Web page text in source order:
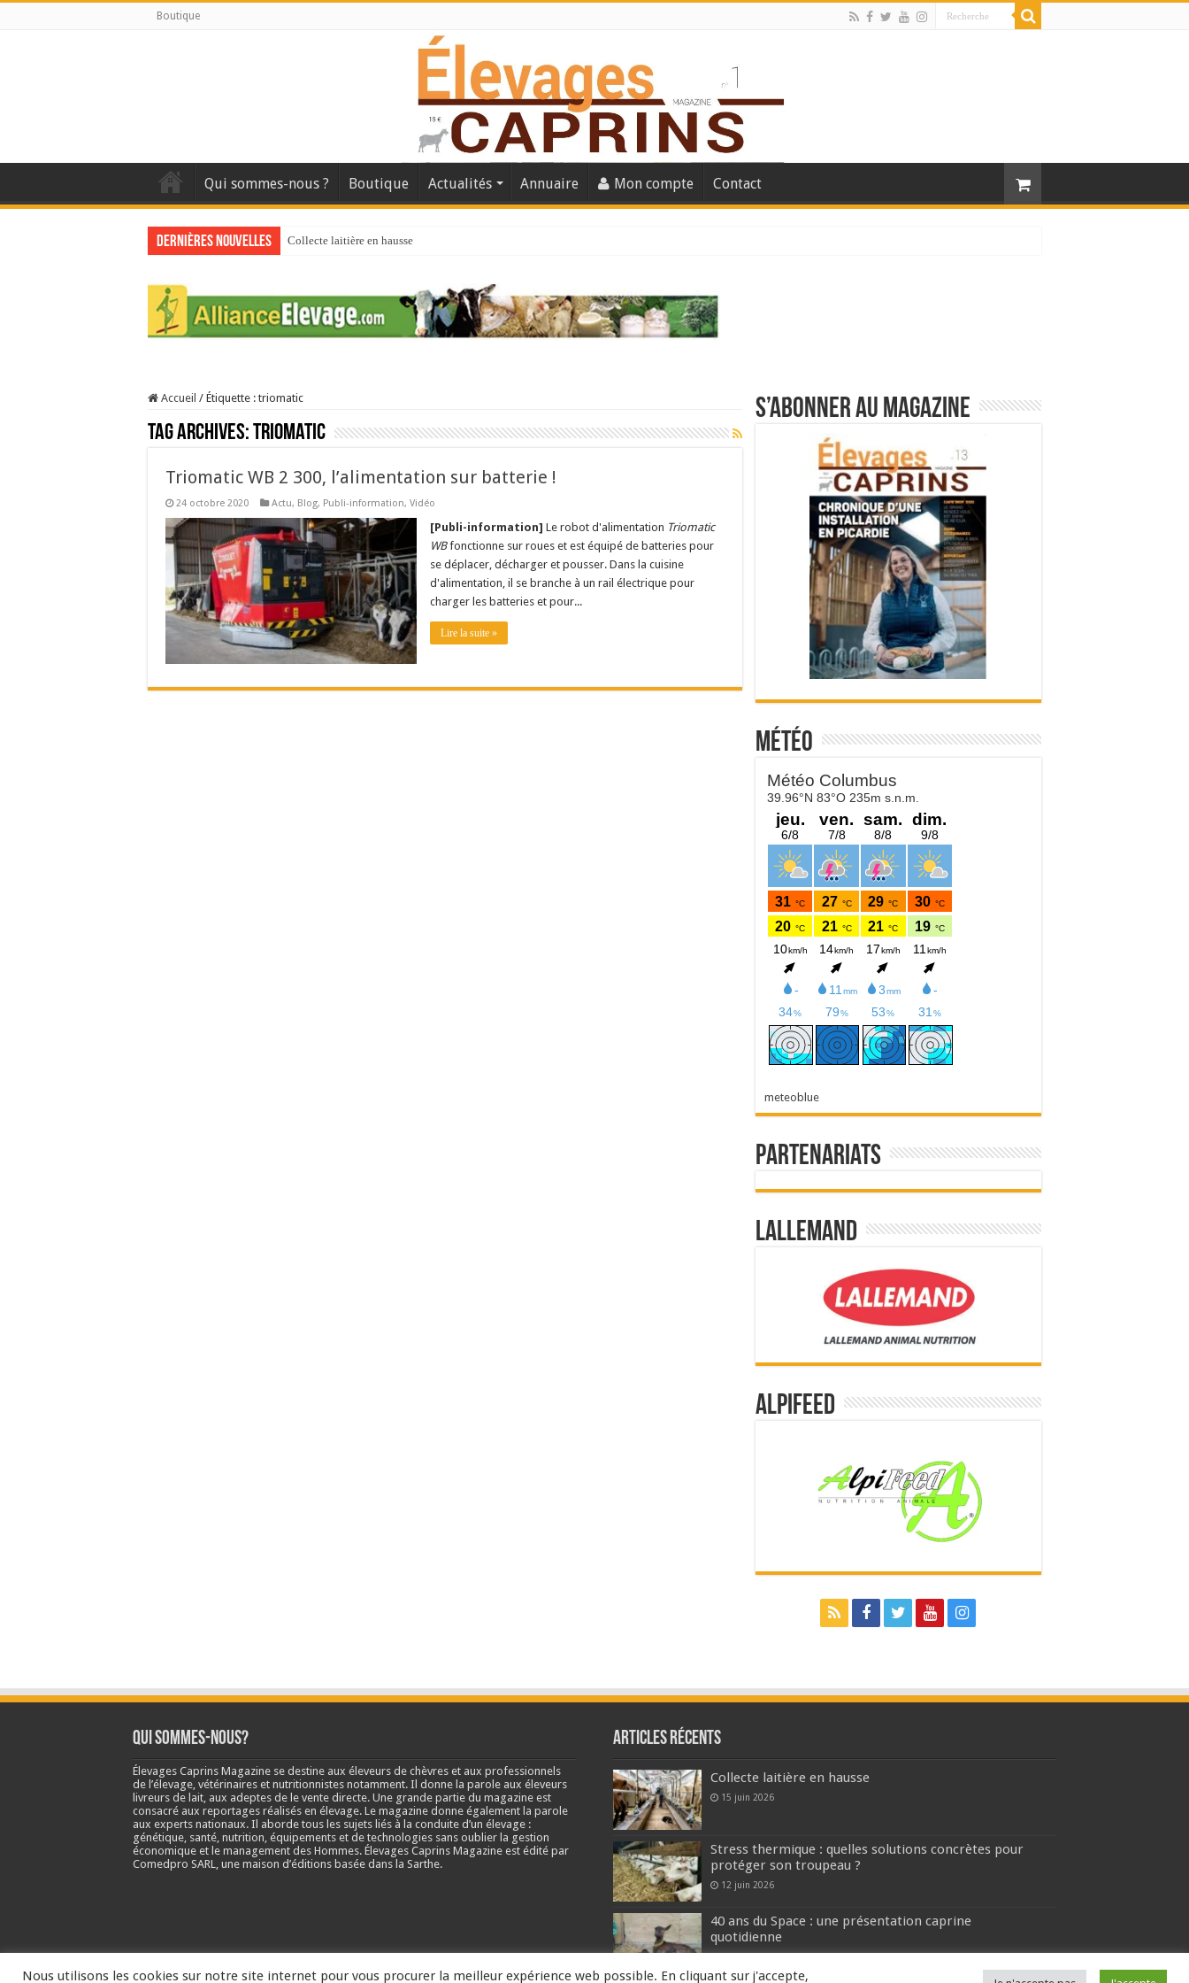
Boutique
Qui sommes-nous ? Boutique Actualités Annuaire Mon compte Contact
Dernières nouvelles Collecte laitière en hausse
40 ans du Space : une présentation caprine quotidienne
Les chèvres et le stress thermique
Accueil / Étiquette : triomatic
Tag Archives:triomatic
Triomatic WB 2 300, l’alimentation sur batterie !
24 octobre 2020 Actu, Blog, Publi-information, Vidéo
[Publi-information] Le robot d'alimentation Triomatic
WBfonctionne sur roues et est équipé de batteries pour
se déplacer, décharger et pousser. Dans la cuisine
d'alimentation, il se branche à un rail électrique pour
charger les batteries et pour...
Lire la suite »
S’abonner au magazine
Météo
meteoblue
Partenariats
Lallemand
Alpifeed
Qui sommes-nous?
Élevages Caprins Magazine se destine aux éleveurs de chèvres et aux professionnels
de l’élevage, vétérinaires et nutritionnistes notamment. Il donne la parole aux éleveurs
livreurs de lait, aux adeptes de le vente directe. Une grande partie du magazine est
consacré aux reportages réalisés en élevage. Le magazine donne également la parole
aux experts nationaux. Il aborde tous les sujets liés à la conduite d’un élevage :
génétique, santé, nutrition, équipements et de technologies sans oublier la gestion
économique et le management des Hommes. Élevages Caprins Magazine est édité par
Comedpro SARL, une maison d’éditions basée dans la Sarthe.
Articles récents
Collecte laitière en hausse
15 juin 2026
Stress thermique : quelles solutions concrètes pour
protéger son troupeau ?
12 juin 2026
40 ans du Space : une présentation caprine
quotidienne
2 juin 2026
Nous utilisons les cookies sur notre site internet pour vous procurer la meilleur expérience web possible. En cliquant sur j'accepte,